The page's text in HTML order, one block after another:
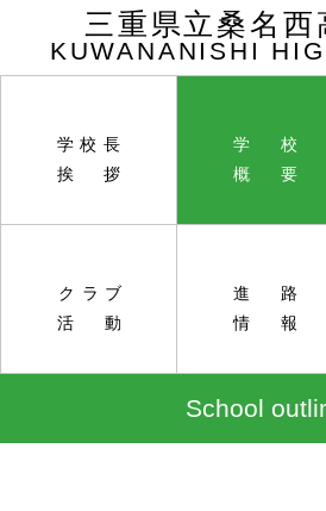
三重県立桑名西
KUWANANISHI
学校長
挨拶
学校
概要
クラブ
活動
進路
情報
School